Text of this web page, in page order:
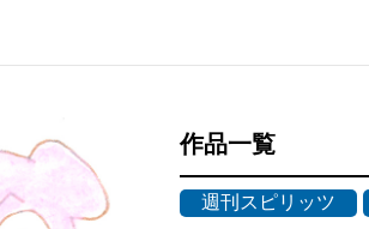
作品一覧
週刊スピリッツ